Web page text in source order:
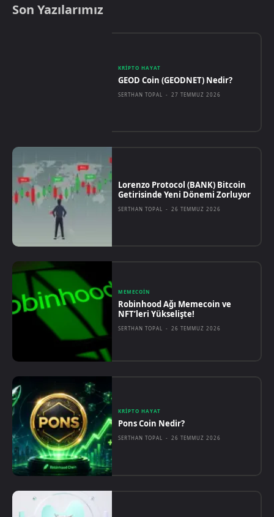
Son Yazılarımız
KRIPTO HAYAT
GEOD Coin (GEODNET) Nedir?
SERTHAN TOPAL - 27 TEMMUZ 2026
Lorenzo Protocol (BANK) Bitcoin
Getirisinde Yeni Dönemi Zorluyor
SERTHAN TOPAL - 26 TEMMUZ 2026
MEMECOIN
Robinhood Ağı Memecoin ve
NFT’leri Yükselişte!
SERTHAN TOPAL - 26 TEMMUZ 2026
KRIPTO HAYAT
Pons Coin Nedir?
SERTHAN TOPAL - 26 TEMMUZ 2026